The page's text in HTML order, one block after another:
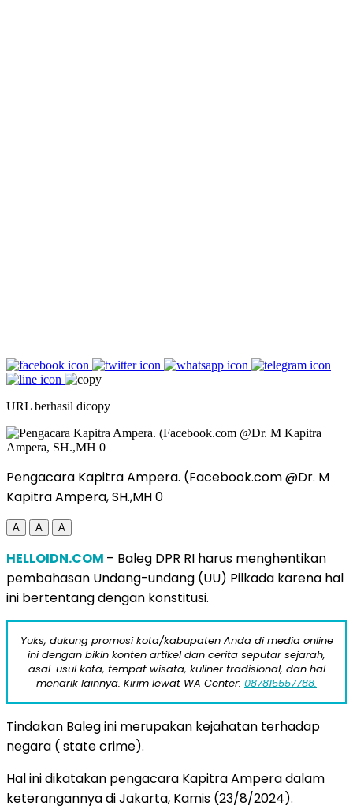
URL berhasil dicopy
Pengacara Kapitra Ampera. (Facebook.com @Dr. M
Kapitra Ampera, SH.,MH 0
A A A
HELLOIDN.COM – Baleg DPR RI harus menghentikan
pembahasan Undang-undang (UU) Pilkada karena hal
ini bertentang dengan konstitusi.
Yuks, dukung promosi kota/kabupaten Anda di media online
ini dengan bikin konten artikel dan cerita seputar sejarah,
asal-usul kota, tempat wisata, kuliner tradisional, dan hal
menarik lainnya. Kirim lewat WA Center: 087815557788.
Tindakan Baleg ini merupakan kejahatan terhadap
negara ( state crime).
Hal ini dikatakan pengacara Kapitra Ampera dalam
keterangannya di Jakarta, Kamis (23/8/2024).